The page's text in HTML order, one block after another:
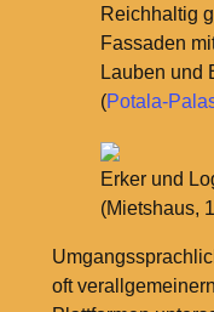
Reichhaltig
Fassaden
Lauben und
(Potala-
Erker und
(Mietshaus,
oft